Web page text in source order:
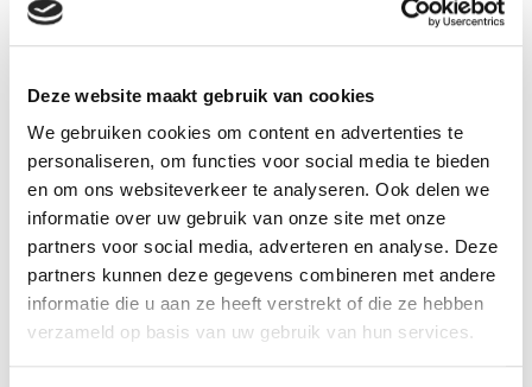
Deze website maakt gebruik van cookies
We gebruiken cookies om content en advertenties te
personaliseren, om functies voor social media te bieden
en om ons websiteverkeer te analyseren. Ook delen we
informatie over uw gebruik van onze site met onze
partners voor social media, adverteren en analyse. Deze
partners kunnen deze gegevens combineren met andere
informatie die u aan ze heeft verstrekt of die ze hebben
verzameld op basis van uw gebruik van hun services.
nemen contact met je op.
Straat*